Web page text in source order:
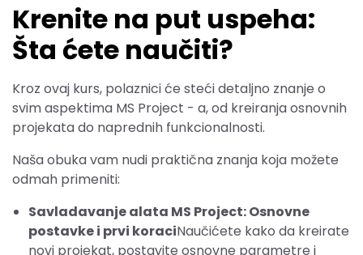
Krenite na put uspeha:
Šta ćete naučiti?
Kroz ovaj kurs, polaznici će steći detaljno znanje o
svim aspektima MS Project - a, od kreiranja osnovnih
projekata do naprednih funkcionalnosti.
Naša obuka vam nudi praktična znanja koja možete
odmah primeniti:
Savladavanje alata MS Project: Osnovne
postavke i prvi koraciNaučićete kako da kreirate
novi projekat, postavite osnovne parametre i